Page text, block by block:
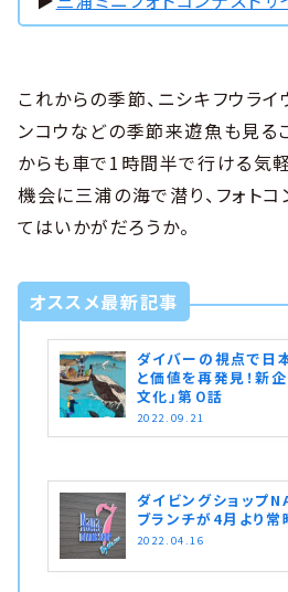
これからの季節、ニシキフウラ
ンコウなどの季節来遊魚も見る
からも車で1時間半で行ける気
機会に三浦の海で潜り、フォト
てはいかがだろうか。
オススメ最新記事
ダイバーの視点で日
と価値を再発見！新
文化」第０話
2022.09.21
ダイビングショップ
ブランチが4月より常
2022.04.16